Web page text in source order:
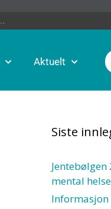
Aktuelt
Siste
mental helse